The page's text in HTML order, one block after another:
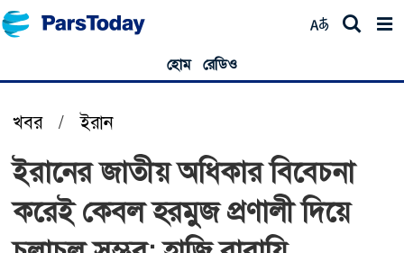
হোম রেডিও
খবর / ইরান
ইরানের জাতীয় অধিকার বিবেচনা
করেই কেবল হরমুজ প্রণালী দিয়ে